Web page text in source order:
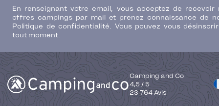
En renseignant votre email, vous acceptez de recevoir
offres campings par mail et prenez connaissance de
Politique de confidentialité. Vous pouvez vous
tout moment.
Camping and Co
4,5 / 5
23 764Avis